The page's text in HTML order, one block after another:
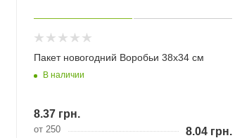
Пакет новогодний Воробьи 38х34 см
В наличии
8.37грн.
от 250 8.04грн.